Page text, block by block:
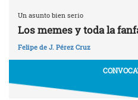
Un asunto bien serio
Los memes y toda la
Felipe de J. Pérez Cruz